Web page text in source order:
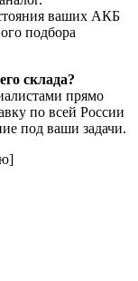
ваших АКБ
подбора
склада?
прямо
по всей России
под ваши задачи.